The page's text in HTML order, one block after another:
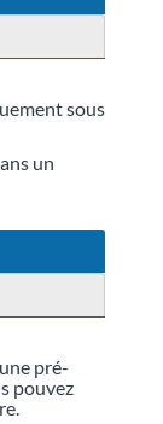
sous
un
pré-
pouvez